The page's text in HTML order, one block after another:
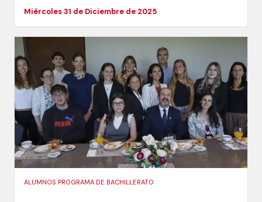
Miércoles 31 de Diciembre de 2025
ALUMNOS PROGRAMA DE BACHILLERATO